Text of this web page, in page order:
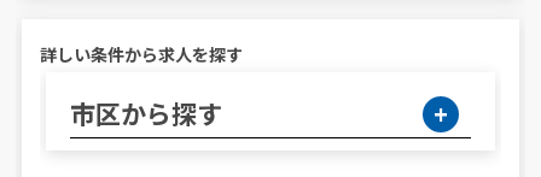
詳しい条件から求人を探す
市区から探す